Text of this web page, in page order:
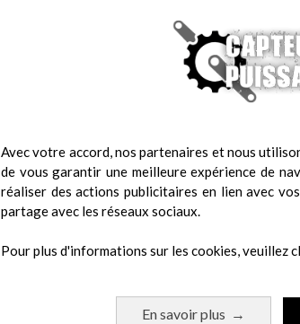
Avec votre accord, nos partenaires et nous
de vous garantir une meilleure expérience de
réaliser des actions publicitaires en lien avec
partage avec les réseaux sociaux.
Pour plus d'informations sur les cookies, veuillez
En savoir plus →
Panneau Witty Tab Microgate
Prix
1 459,00 €